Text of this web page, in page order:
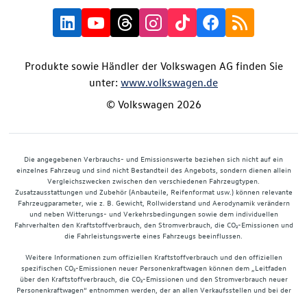
Produkte sowie Händler der Volkswagen AG finden Sie
unter: www.volkswagen.de
© Volkswagen 2026
Die angegebenen Verbrauchs- und Emissionswerte beziehen sich nicht auf ein
einzelnes Fahrzeug und sind nicht Bestandteil des Angebots, sondern dienen allein
Vergleichszwecken zwischen den verschiedenen Fahrzeugtypen.
Zusatzausstattungen und Zubehör (Anbauteile, Reifenformat usw.) können relevante
Fahrzeugparameter, wie z. B. Gewicht, Rollwiderstand und Aerodynamik verändern
und neben Witterungs- und Verkehrsbedingungen sowie dem individuellen
Fahrverhalten den Kraftstoffverbrauch, den Stromverbrauch, die CO₂-Emissionen und
die Fahrleistungswerte eines Fahrzeugs beeinflussen.
Weitere Informationen zum offiziellen Kraftstoffverbrauch und den offiziellen
spezifischen CO₂-Emissionen neuer Personenkraftwagen können dem „Leitfaden
über den Kraftstoffverbrauch, die CO₂-Emissionen und den Stromverbrauch neuer
Personenkraftwagen“ entnommen werden, der an allen Verkaufsstellen und bei der